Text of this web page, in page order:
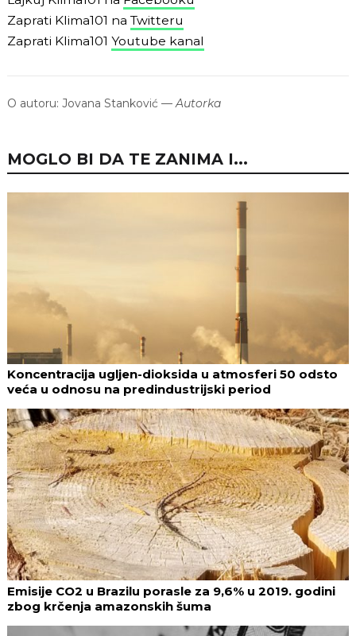
Zaprati Klima101 na Twitteru
Zaprati Klima101 Youtube kanal
O autoru: Jovana Stanković —Autorka
MOGLO BI DA TE ZANIMA I...
Koncentracija ugljen-dioksida u atmosferi 50 odsto
veća u odnosu na predindustrijski period
Emisije CO2 u Brazilu porasle za 9,6% u 2019. godini
zbog krčenja amazonskih šuma